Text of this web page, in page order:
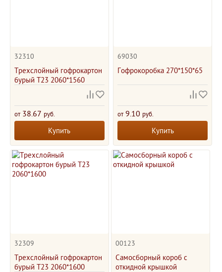
32310
Трехслойный гофрокартон
бурый Т23 2060*1560
от38.67 руб.
Купить
69030
Гофрокоробка 270*150*65
от9.10 руб.
Купить
32309
Трехслойный гофрокартон
бурый Т23 2060*1600
00123
Самосборный короб с
откидной крышкой